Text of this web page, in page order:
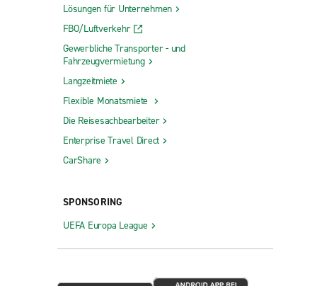
Lösungen für Unternehmen
FBO/Luftverkehr
Gewerbliche Transporter - und
Fahrzeugvermietung
Langzeitmiete
Flexible Monatsmiete
Die Reisesachbearbeiter
Enterprise Travel Direct
CarShare
SPONSORING
UEFA Europa League